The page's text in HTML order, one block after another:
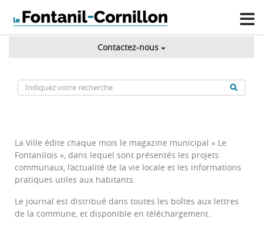
Contactez-nous
La Ville édite chaque mois le magazine municipal « Le
Fontanilois », dans lequel sont présentés les projets
communaux, l’actualité de la vie locale et les informations
pratiques utiles aux habitants.
Le journal est distribué dans toutes les boîtes aux lettres
de la commune, et disponible en téléchargement.